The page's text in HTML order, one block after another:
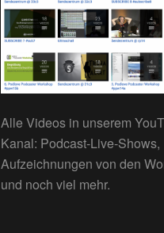
Alle Videos in unserem
Kanal: Podcast-Live-Shows,
Aufzeichnungen von den
und noch viel mehr.